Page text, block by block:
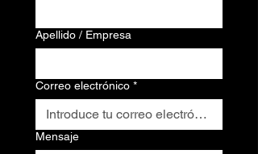
Apellido / Empresa
Correo electrónico *
Mensaje